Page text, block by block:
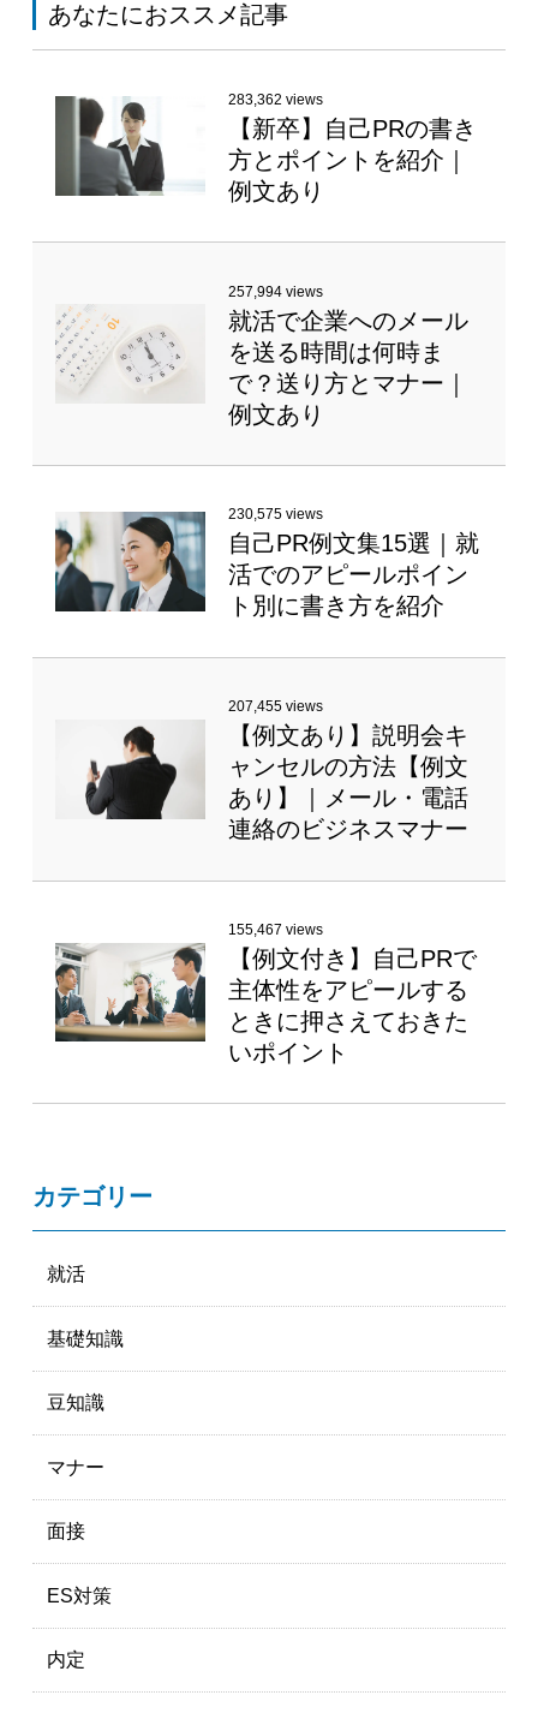
あなたにおススメ記事
283,362 views
【新卒】自己PRの書き
方とポイントを紹介｜
例文あり
257,994 views
就活で企業へのメール
を送る時間は何時ま
で？送り方とマナー｜
例文あり
230,575 views
自己PR例文集15選｜就
活でのアピールポイン
ト別に書き方を紹介
207,455 views
【例文あり】説明会キ
ャンセルの方法【例文
あり】｜メール・電話
連絡のビジネスマナー
155,467 views
【例文付き】自己PRで
主体性をアピールする
ときに押さえておきた
いポイント
カテゴリー
就活
基礎知識
豆知識
マナー
面接
ES対策
内定